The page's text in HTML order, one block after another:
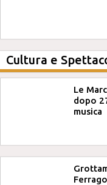
Cultura e
Le
dopo
musica